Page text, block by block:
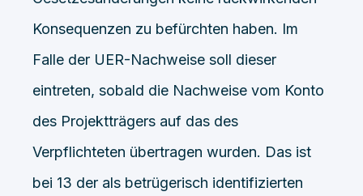
Konsequenzen zu befürchten haben. Im
Falle der UER-Nachweise soll dieser
eintreten, sobald die Nachweise vom Konto
des Projektträgers auf das des
Verpflichteten übertragen wurden. Das ist
bei 13 der als betrügerisch identifizierten